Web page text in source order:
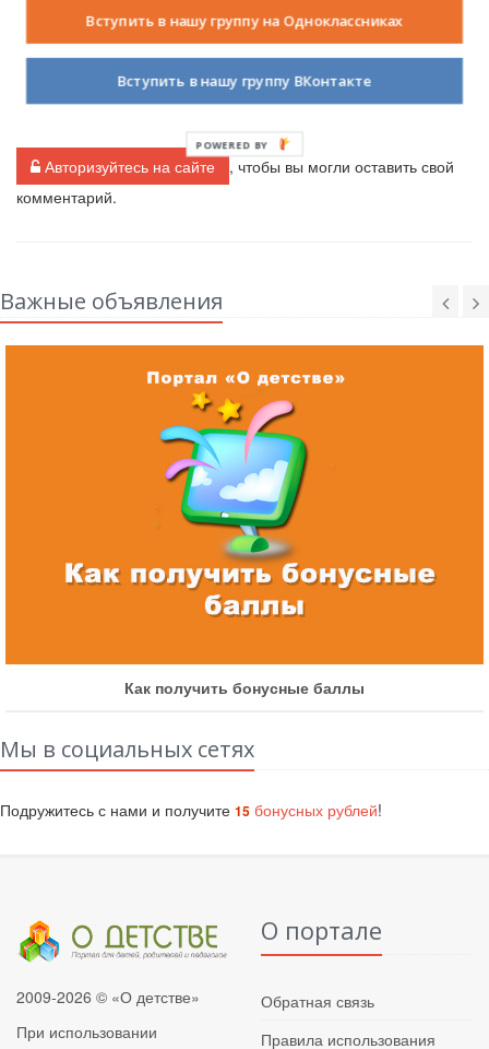
Комментарии (0)
Авторизуйтесь на сайте
, чтобы вы могли оставить свой
комментарий.
Важные объявления
Как получить бонусные баллы
Мы в социальных сетях
Подружитесь с нами и получите 15 бонусных рублей!
2009-2026 © «О детстве»
При использовании
О портале
Обратная связь
Правила использования
Вступить в нашу группу на Одноклассниках
Вступить в нашу группу ВКонтакте
POWERED BY